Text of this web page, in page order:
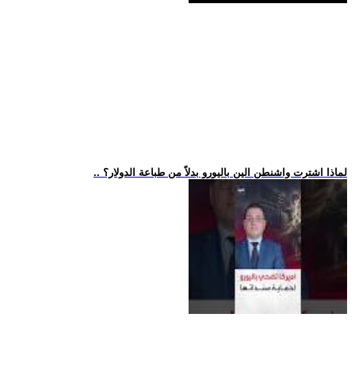
.. لماذا اشترت واشنطن الين باليورو بدلاً من طباعة الدولار؟